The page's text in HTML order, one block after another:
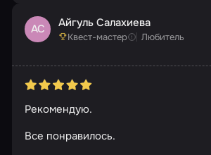
АС Айгуль Салахиева
Квест-мастер Любитель
Рекомендую.
Все понравилось.